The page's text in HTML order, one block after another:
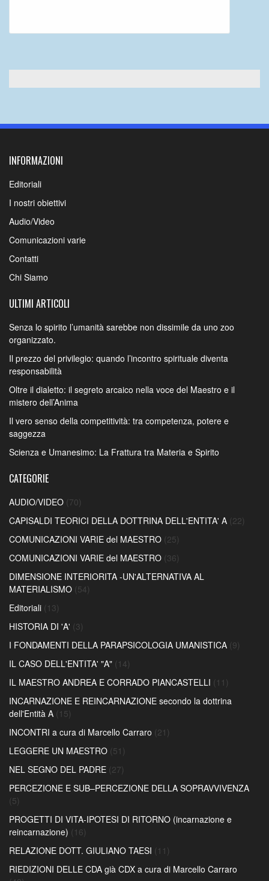
INFORMAZIONI
Editoriali
I nostri obiettivi
Audio/Video
Comunicazioni varie
Contatti
Chi Siamo
ULTIMI ARTICOLI
Senza lo spirito l’umanità sarebbe non dissimile da uno zoo
organizzato.
Il prezzo del privilegio: quando l’incontro spirituale diventa
responsabilità
Oltre il dialetto: il segreto arcaico nella voce del Maestro e il
mistero dell’Anima
Il vero senso della competitività: tra competenza, potere e
saggezza
Scienza e Umanesimo: La Frattura tra Materia e Spirito
CATEGORIE
AUDIO/VIDEO (70)
CAPISALDI TEORICI DELLA DOTTRINA DELL'ENTITA' A (22)
COMUNICAZIONI VARIE del MAESTRO (25)
COMUNICAZIONI VARIE del MAESTRO (36)
DIMENSIONE INTERIORITA -UN'ALTERNATIVA AL
MATERIALISMO (54)
Editoriali (13)
HISTORIA DI 'A' (3)
I FONDAMENTI DELLA PARAPSICOLOGIA UMANISTICA (9)
IL CASO DELL'ENTITA' "A" (14)
IL MAESTRO ANDREA E CORRADO PIANCASTELLI (11)
INCARNAZIONE E REINCARNAZIONE secondo la dottrina
dell'Entità A (15)
INCONTRI a cura di Marcello Carraro (21)
LEGGERE UN MAESTRO (51)
NEL SEGNO DEL PADRE (27)
PERCEZIONE E SUB–PERCEZIONE DELLA SOPRAVVIVENZA
(5)
PROGETTI DI VITA-IPOTESI DI RITORNO (incarnazione e
reincarnazione) (16)
RELAZIONE DOTT. GIULIANO TAESI (11)
RIEDIZIONI DELLE CDA già CDX a cura di Marcello Carraro